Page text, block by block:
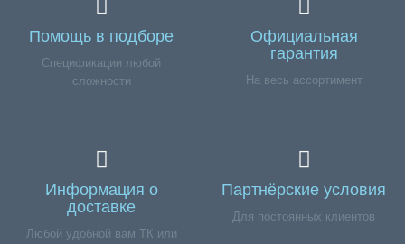
Помощь в подборе
Спецификации любой
сложности
Официальная
гарантия
На весь ассортимент
Информация о
доставке
Любой удобной вам ТК или
Партнёрские условия
Для постоянных клиентов